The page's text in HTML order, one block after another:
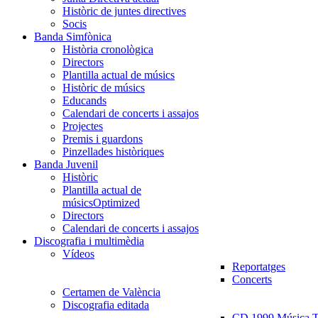
Històric de juntes directives
Socis
Banda Simfònica
Història cronològica
Directors
Plantilla actual de músics
Històric de músics
Educands
Calendari de concerts i assajos
Projectes
Premis i guardons
Pinzellades històriques
Banda Juvenil
Històric
Plantilla actual de
músicsOptimized
Directors
Calendari de concerts i assajos
Discografia i multimèdia
Vídeos
Reportatges
Concerts
Certamen de València
Discografia editada